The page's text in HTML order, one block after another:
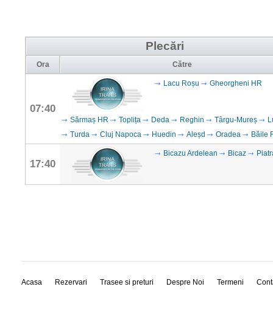
Plecări
Ora Către
07:40
Lacu Roșu Gheorgheni HR
Sărmaș HR Toplița Deda Reghin Târgu-Mureș
Turda
Cluj Napoca Huedin Aleșd Oradea Băile
17:40
Bicazu Ardelean Bicaz
Acasa Rezervari Trasee si preturi Despre Noi Termeni